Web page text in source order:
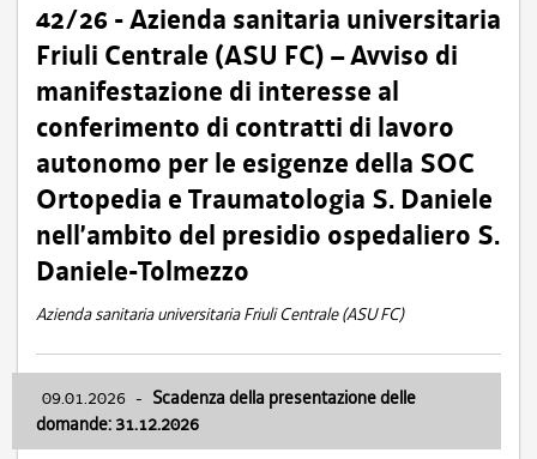
42/26 - Azienda sanitaria universitaria
Friuli Centrale (ASU FC) – Avviso di
manifestazione di interesse al
conferimento di contratti di lavoro
autonomo per le esigenze della SOC
Ortopedia e Traumatologia S. Daniele
nell’ambito del presidio ospedaliero S.
Daniele-Tolmezzo
Azienda sanitaria universitaria Friuli Centrale (ASU FC)
09.01.2026 - Scadenza della presentazione delle
domande: 31.12.2026